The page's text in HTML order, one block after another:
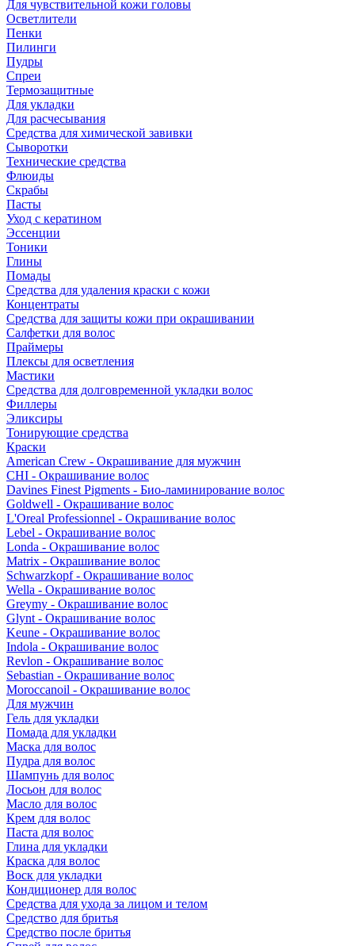
Для чувствительной кожи головы
Осветлители
Пенки
Пилинги
Пудры
Спреи
Термозащитные
Для укладки
Для расчесывания
Средства для химической завивки
Сыворотки
Технические средства
Флюиды
Скрабы
Пасты
Уход с кератином
Эссенции
Тоники
Глины
Помады
Средства для удаления краски с кожи
Концентраты
Средства для защиты кожи при окрашивании
Салфетки для волос
Праймеры
Плексы для осветления
Мастики
Средства для долговременной укладки волос
Филлеры
Эликсиры
Тонирующие средства
Краски
American Crew - Окрашивание для мужчин
CHI - Окрашивание волос
Davines Finest Pigments - Био-ламинирование волос
Goldwell - Окрашивание волос
L'Oreal Professionnel - Окрашивание волос
Lebel - Окрашивание волос
Londa - Окрашивание волос
Matrix - Окрашивание волос
Schwarzkopf - Окрашивание волос
Wella - Окрашивание волос
Greymy - Окрашивание волос
Glynt - Окрашивание волос
Keune - Окрашивание волос
Indola - Окрашивание волос
Revlon - Окрашивание волос
Sebastian - Окрашивание волос
Moroccanoil - Окрашивание волос
Для мужчин
Гель для укладки
Помада для укладки
Маска для волос
Пудра для волос
Шампунь для волос
Лосьон для волос
Масло для волос
Крем для волос
Паста для волос
Глина для укладки
Краска для волос
Воск для укладки
Кондиционер для волос
Средства для ухода за лицом и телом
Средство для бритья
Средство после бритья